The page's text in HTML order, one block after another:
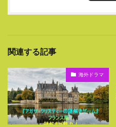
関連する記事
海外ドラマ